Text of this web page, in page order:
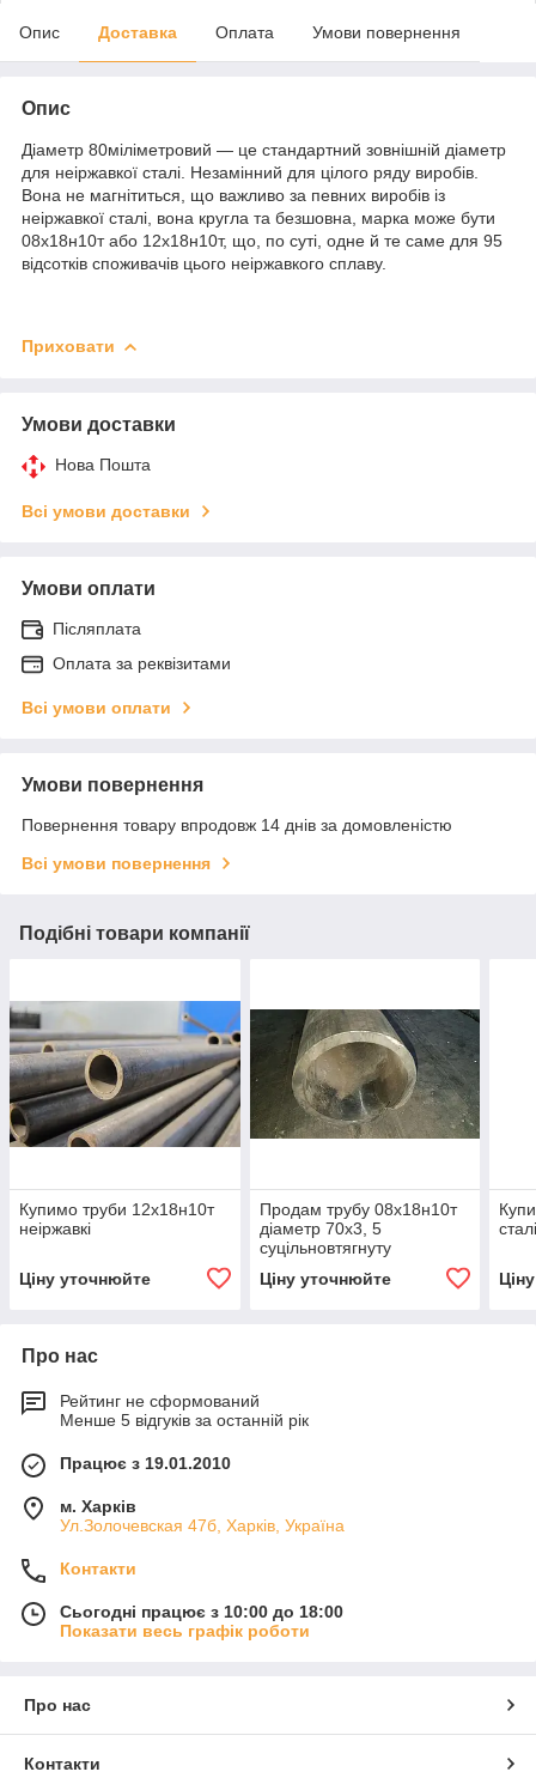
Опис Доставка Оплата Умови повернення
Опис
Діаметр 80міліметровий — це стандартний зовнішній діаметр
для неіржавкої сталі. Незамінний для цілого ряду виробів.
Вона не магнітиться, що важливо за певних виробів із
неіржавкої сталі, вона кругла та безшовна, марка може бути
08х18н10т або 12х18н10т, що, по суті, одне й те саме для 95
відсотків споживачів цього неіржавкого сплаву.
Приховати
Умови доставки
Нова Пошта
Всі умови доставки
Умови оплати
Післяплата
Оплата за реквізитами
Всі умови оплати
Умови повернення
Повернення товару впродовж 14 днів за домовленістю
Всі умови повернення
Подібні товари компанії
Купимо труби 12х18н10т
неіржавкі
Ціну уточнюйте
Продам трубу 08х18н10т
діаметр 70х3, 5
суцільновтягнуту
Ціну уточнюйте
Про нас
Рейтинг не сформований
Менше 5 відгуків за останній рік
Працює з 19.01.2010
м. Харків
Ул.Золочевская 47б, Харків, Україна
Контакти
Сьогодні працює з 10:00 до 18:00
Показати весь графік роботи
Про нас
Контакти